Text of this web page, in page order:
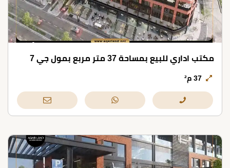
مكتب اداري للبيع بمساحة 37 متر مربع بمول جي 7
37 م²